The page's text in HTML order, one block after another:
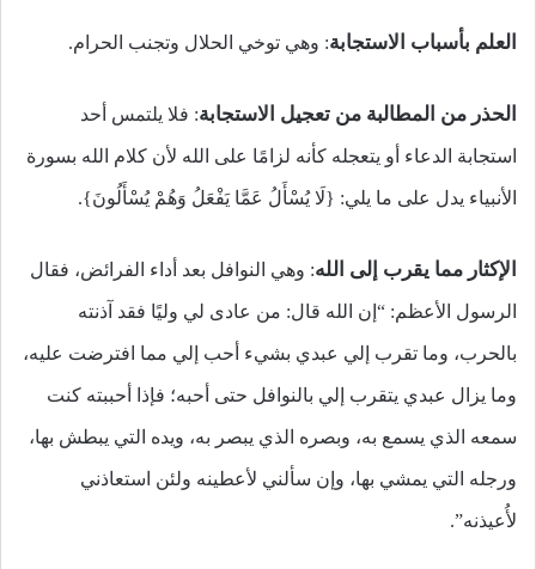
العلم بأسباب الاستجابة: وهي توخي الحلال وتجنب الحرام.
الحذر من المطالبة من تعجيل الاستجابة: فلا يلتمس أحد
استجابة الدعاء أو يتعجله كأنه لزامًا على الله لأن كلام الله بسورة
الأنبياء يدل على ما يلي: {لَا يُسْأَلُ عَمَّا يَفْعَلُ وَهُمْ يُسْأَلُونَ}.
الإكثار مما يقرب إلى الله: وهي النوافل بعد أداء الفرائض، فقال
الرسول الأعظم: “إن الله قال: من عادى لي وليًا فقد آذنته
بالحرب، وما تقرب إلي عبدي بشيء أحب إلي مما افترضت عليه،
وما يزال عبدي يتقرب إلي بالنوافل حتى أحبه؛ فإذا أحببته كنت
سمعه الذي يسمع به، وبصره الذي يبصر به، ويده التي يبطش بها،
ورجله التي يمشي بها، وإن سألني لأعطينه ولئن استعاذني
لأُعيذنه”.